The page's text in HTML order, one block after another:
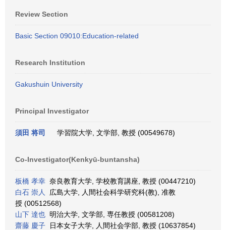
Review Section
Basic Section 09010:Education-related
Research Institution
Gakushuin University
Principal Investigator
須田 将司 学習院大学, 文学部, 教授 (00549678)
Co-Investigator(Kenkyū-buntansha)
板橋 孝幸 奈良教育大学, 学校教育講座, 教授 (00447210)
白石 崇人
広島大学, 人間社会科学研究科(教), 准教
授 (00512568)
山下 達也 明治大学, 文学部, 専任教授 (00581208)
齋藤 慶子 日本女子大学, 人間社会学部, 教授 (10637854)